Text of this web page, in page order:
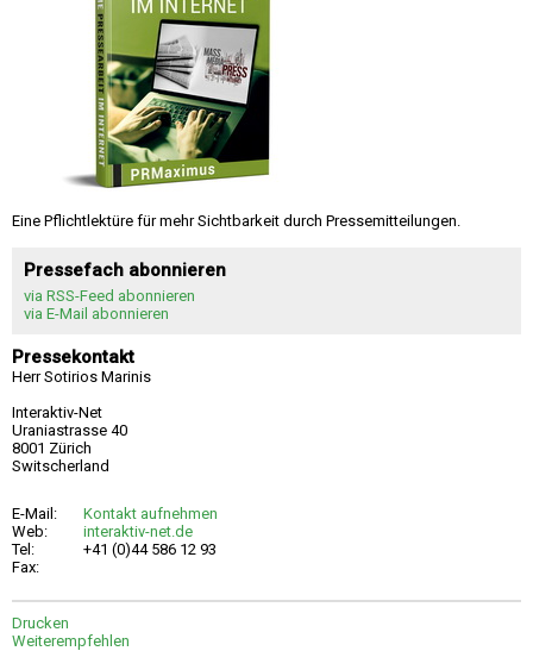
Eine Pflichtlektüre für mehr Sichtbarkeit durch Pressemitteilungen.
Pressefach abonnieren
via RSS-Feed abonnieren
via E-Mail abonnieren
Pressekontakt
Herr Sotirios Marinis
Interaktiv-Net
Uraniastrasse 40
8001 Zürich
Switscherland
E-Mail:
Kontakt aufnehmen
Web:
interaktiv-net.de
Tel:
+41 (0)44 586 12 93
Fax:
Drucken
Weiterempfehlen